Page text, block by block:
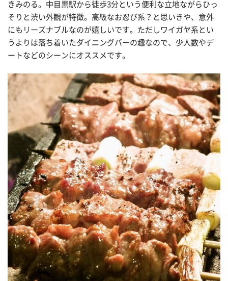
きみのる。中目黒駅から徒歩3分という便利な立地ながらひっ
そりと渋い外観が特徴。高級なお忍び系？と思いきや、意外
にもリーズナブルなのが嬉しいです。ただしワイガヤ系とい
うよりは落ち着いたダイニングバーの趣なので、少人数やデ
ートなどのシーンにオススメです。